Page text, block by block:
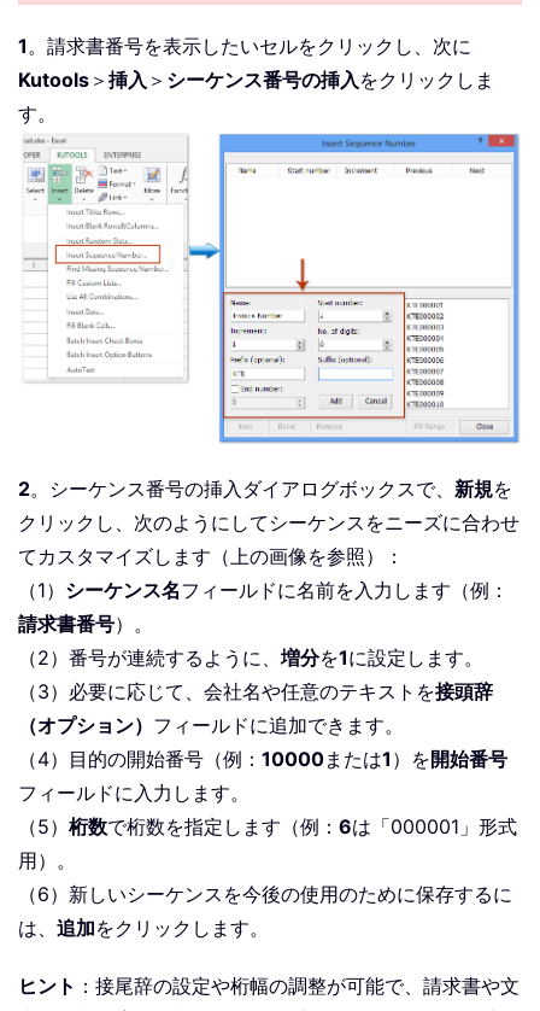
1。請求書番号を表示したいセルをクリックし、次に
Kutools ＞ 挿入 ＞ シーケンス番号の挿入をクリックしま
す。
2。シーケンス番号の挿入ダイアログボックスで、 新規を
クリックし、次のようにしてシーケンスをニーズに合わせ
てカスタマイズします（上の画像を参照）：
（1） シーケンス名フィールドに名前を入力します（例：
請求書番号）。
（2）番号が連続するように、 増分を1に設定します。
（3）必要に応じて、会社名や任意のテキストを接頭辞
（オプション） フィールドに追加できます。
（4）目的の開始番号（例： 10000または1 ）を開始番号
フィールドに入力します。
（5） 桁数で桁数を指定します（例： 6は「000001」形式
用）。
（6）新しいシーケンスを今後の使用のために保存するに
は、 追加をクリックします。
ヒント ：接尾辞の設定や桁幅の調整が可能で、請求書や文